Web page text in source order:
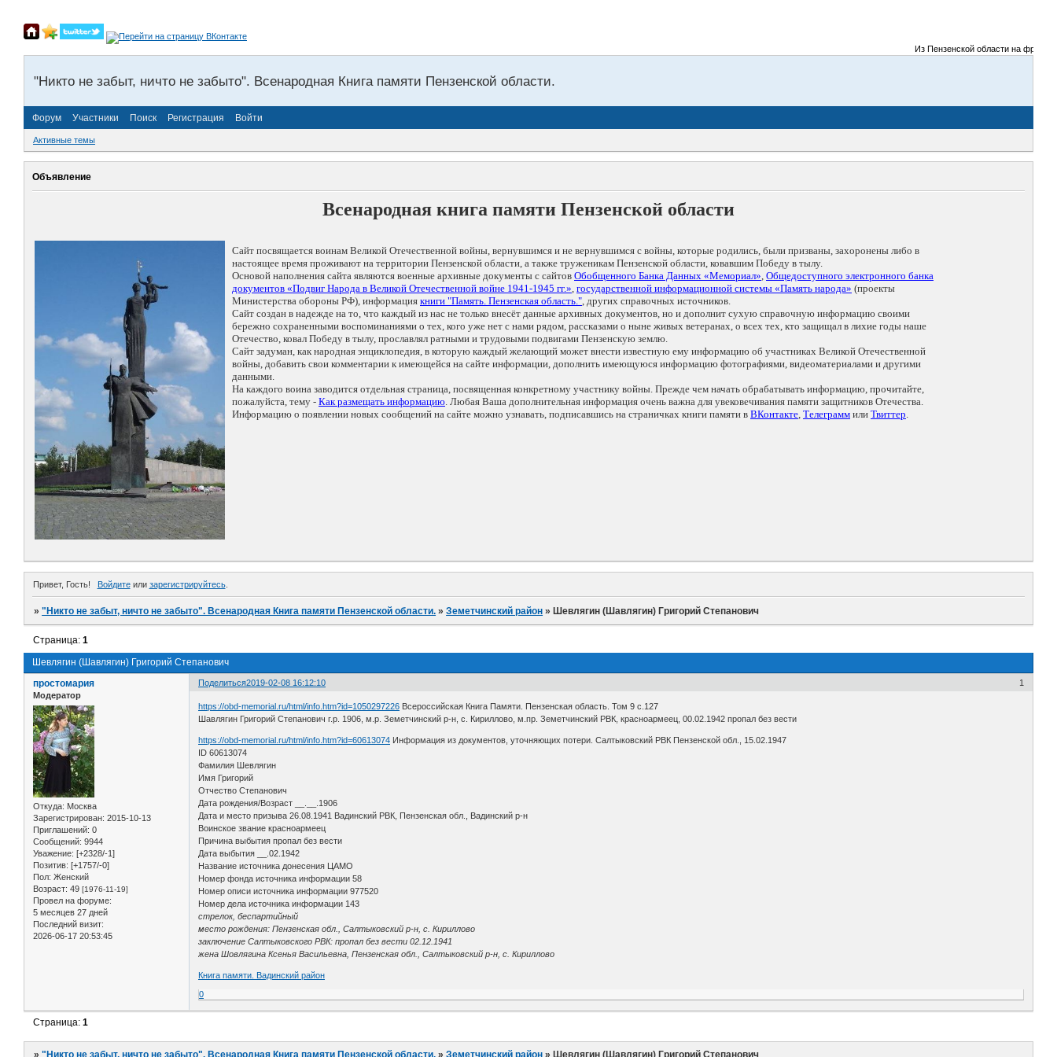
Из Пензенской области на фронты
"Никто не забыт, ничто не забыто". Всенародная Книга памяти Пензенской области.
Форум Участники Поиск Регистрация Войти
Активные темы
Объявление
Всенародная книга памяти Пензенской области
Сайт посвящается воинам Великой Отечественной войны, вернувшимся и не вернувшимся с войны, которые родились, были призваны, захоронены либо в
настоящее время проживают на территории Пензенской области, а также труженикам Пензенской области, ковавшим Победу в тылу.
Основой наполнения сайта являются военные архивные документы с сайтов Обобщенного Банка Данных «Мемориал», Общедоступного электронного банка
документов «Подвиг Народа в Великой Отечественной войне 1941-1945 гг.», государственной информационной системы «Память народа» (проекты
Министерства обороны РФ), информация книги "Память. Пензенская область.", других справочных источников.
Сайт создан в надежде на то, что каждый из нас не только внесёт данные архивных документов, но и дополнит сухую справочную информацию своими
бережно сохраненными воспоминаниями о тех, кого уже нет с нами рядом, рассказами о ныне живых ветеранах, о всех тех, кто защищал в лихие годы наше
Отечество, ковал Победу в тылу, прославлял ратными и трудовыми подвигами Пензенскую землю.
Сайт задуман, как народная энциклопедия, в которую каждый желающий может внести известную ему информацию об участниках Великой Отечественной
войны, добавить свои комментарии к имеющейся на сайте информации, дополнить имеющуюся информацию фотографиями, видеоматериалами и другими
данными.
На каждого воина заводится отдельная страница, посвященная конкретному участнику войны. Прежде чем начать обрабатывать информацию, прочитайте,
пожалуйста, тему - Как размещать информацию. Любая Ваша дополнительная информация очень важна для увековечивания памяти защитников Отечества.
Информацию о появлении новых сообщений на сайте можно узнавать, подписавшись на страничках книги памяти в ВКонтакте, Телеграмм или Твиттер.
Привет, Гость! Войдитеили зарегистрируйтесь.
»"Никто не забыт, ничто не забыто". Всенародная Книга памяти Пензенской области. »Земетчинский район » Шевлягин (Шавлягин) Григорий Степанович
Шевлягин (Шавлягин) Григорий Степанович
Страница:1
Поделиться 1
2019-02-08 16:12:10
простомария
Модератор
Откуда: Москва
Зарегистрирован: 2015-10-13
Приглашений: 0
Сообщений: 9944
Уважение: [+2328/-1]
Позитив: [+1757/-0]
Пол: Женский
Возраст: 49 [1976-11-19]
Провел на форуме:
5 месяцев 27 дней
Последний визит:
2026-06-17 20:53:45
https://obd-memorial.ru/html/info.htm?id=1050297226 Всероссийская Книга Памяти. Пензенская область. Том 9 с.127
Шавлягин Григорий Степанович г.р. 1906, м.р. Земетчинский р-н, с. Кириллово, м.пр. Земетчинский РВК, красноармеец, 00.02.1942 пропал без вести
https://obd-memorial.ru/html/info.htm?id=60613074 Информация из документов, уточняющих потери. Салтыковский РВК Пензенской обл., 15.02.1947
ID 60613074
Фамилия Шевлягин
Имя Григорий
Отчество Степанович
Дата рождения/Возраст __.__.1906
Дата и место призыва 26.08.1941 Вадинский РВК, Пензенская обл., Вадинский р-н
Воинское звание красноармеец
Причина выбытия пропал без вести
Дата выбытия __.02.1942
Название источника донесения ЦАМО
Номер фонда источника информации 58
Номер описи источника информации 977520
Номер дела источника информации 143
стрелок, беспартийный
место рождения: Пензенская обл., Салтыковский р-н, с. Кириллово
заключение Салтыковского РВК: пропал без вести 02.12.1941
жена Шовлягина Ксенья Васильевна, Пензенская обл., Салтыковский р-н, с. Кириллово
Книга памяти. Вадинский район
0
Страница:1